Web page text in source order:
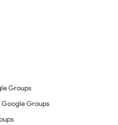
Groups
Groups